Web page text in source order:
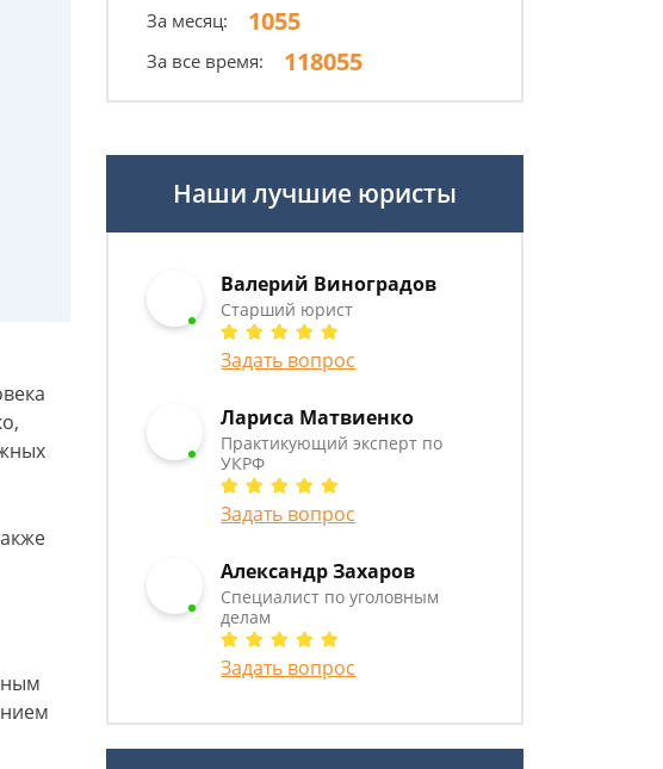
За месяц: 1055
За все время: 118055
Наши лучшие юристы
Валерий Виноградов
Старший юрист
Задать вопрос
Лариса Матвиенко
Практикующий эксперт по
УКРФ
Задать вопрос
Александр Захаров
Специалист по уголовным
делам
Задать вопрос